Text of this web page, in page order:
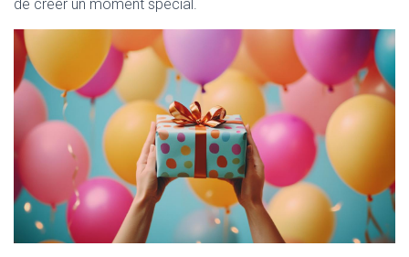
de créer un moment spécial.